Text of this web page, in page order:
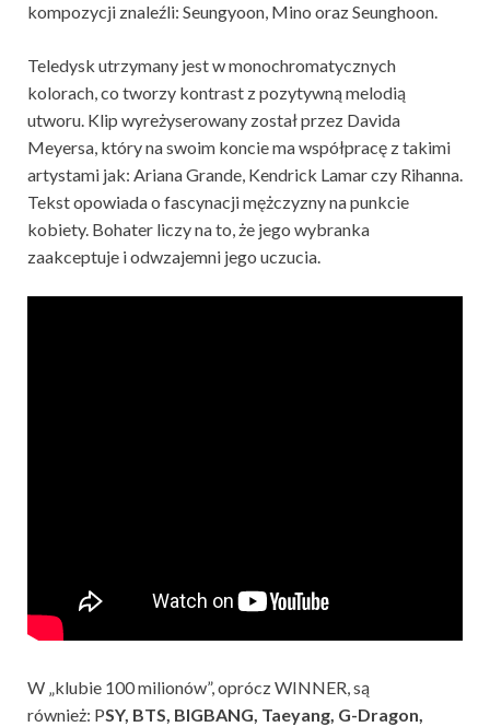
kompozycji znaleźli: Seungyoon, Mino oraz Seunghoon.
Teledysk utrzymany jest w monochromatycznych
kolorach, co tworzy kontrast z pozytywną melodią
utworu. Klip wyreżyserowany został przez Davida
Meyersa, który na swoim koncie ma współpracę z takimi
artystami jak: Ariana Grande, Kendrick Lamar czy Rihanna.
Tekst opowiada o fascynacji mężczyzny na punkcie
kobiety. Bohater liczy na to, że jego wybranka
zaakceptuje i odwzajemni jego uczucia.
W „klubie 100 milionów”, oprócz WINNER, są
również: PSY, BTS, BIGBANG, Taeyang, G-Dragon,